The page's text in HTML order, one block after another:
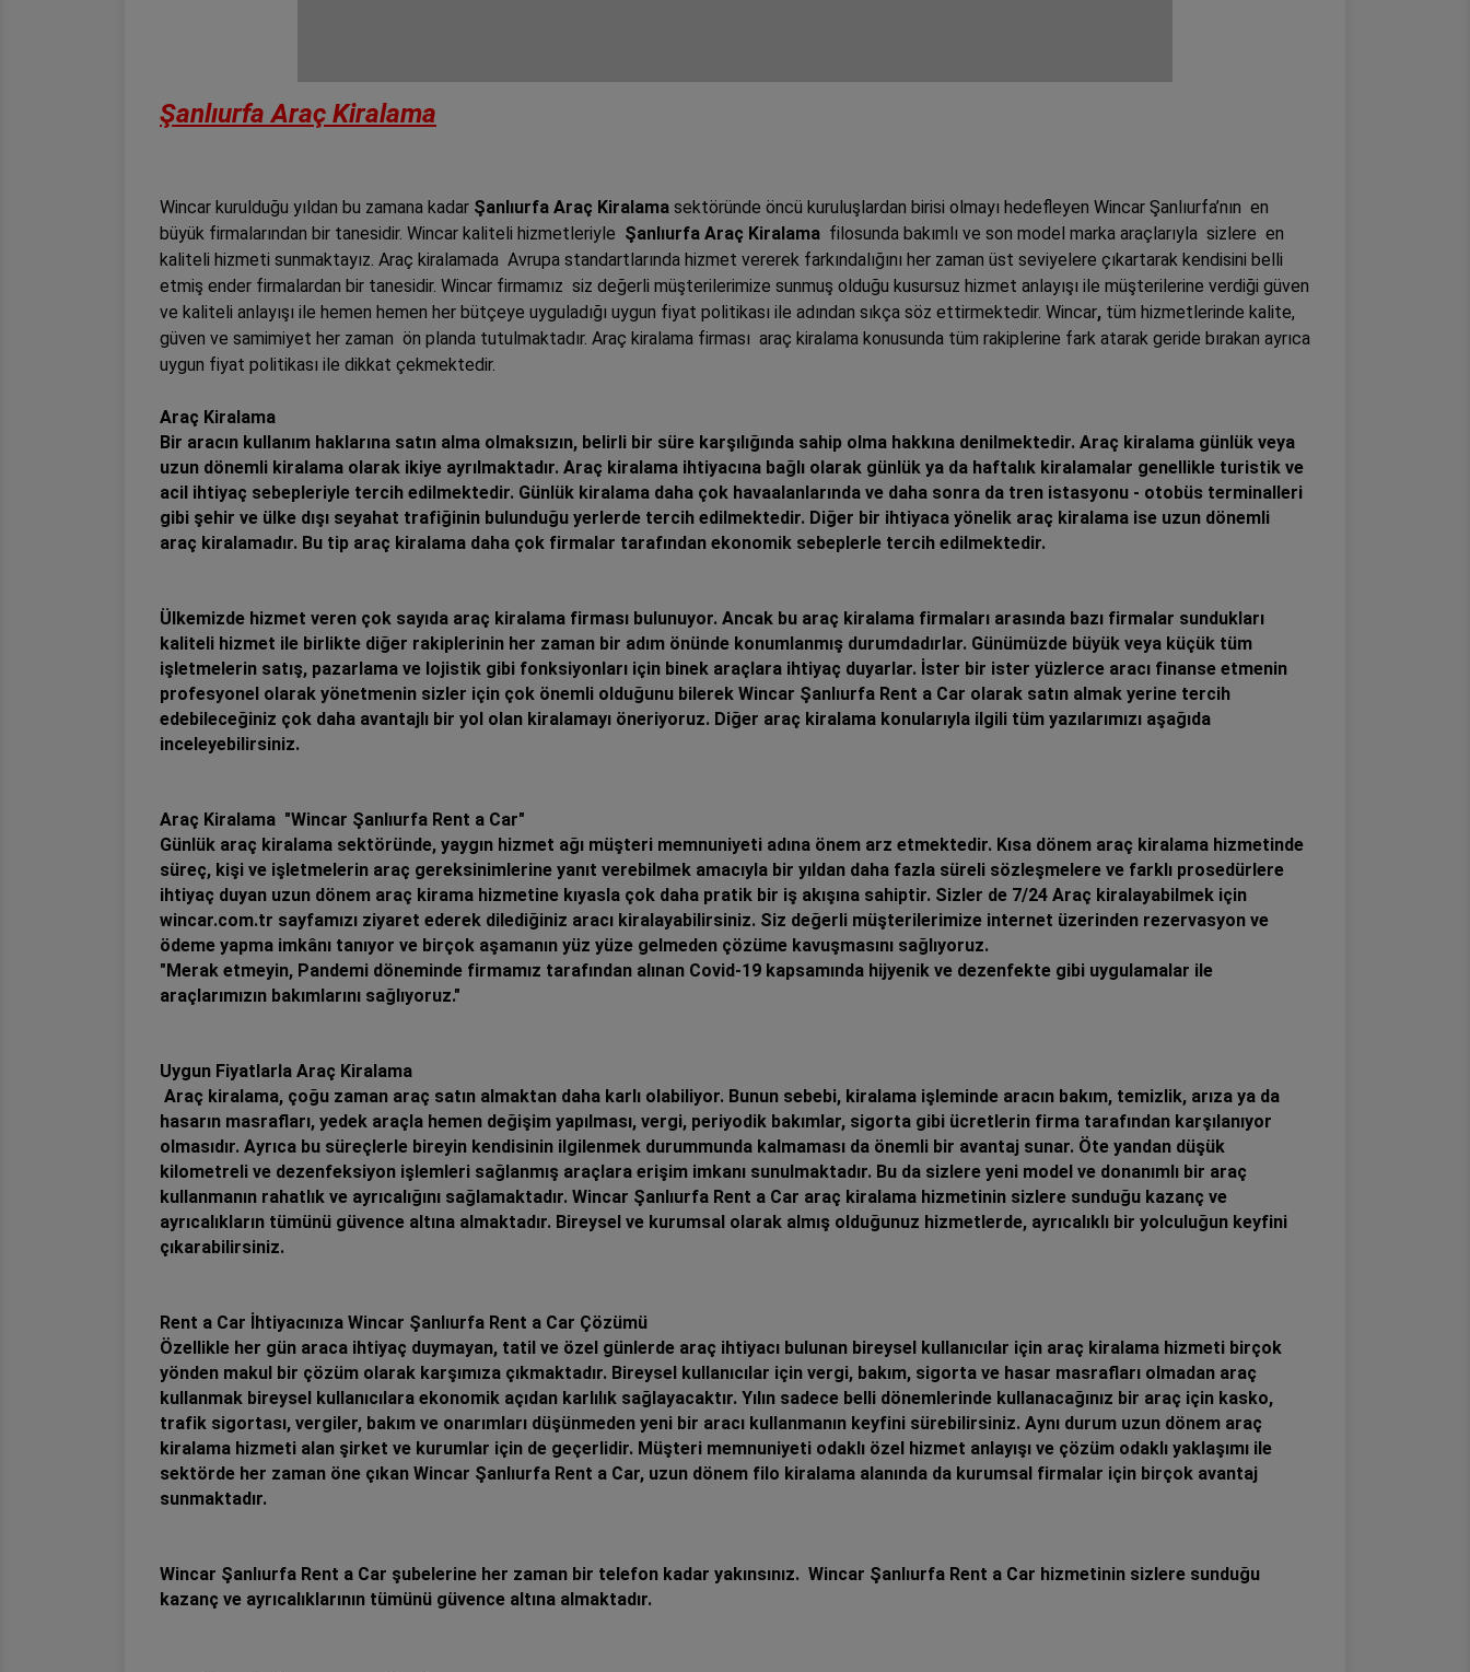
Şanlıurfa Araç Kiralama
Wincar kurulduğu yıldan bu zamana kadar Şanlıurfa Araç Kiralama sektöründe öncü kuruluşlardan birisi olmayı hedefleyen Wincar Şanlıurfa’nın en
büyük firmalarından bir tanesidir. Wincar kaliteli hizmetleriyle Şanlıurfa Araç Kiralama filosunda bakımlı ve son model marka araçlarıyla sizlere en
kaliteli hizmeti sunmaktayız. Araç kiralamada Avrupa standartlarında hizmet vererek farkındalığını her zaman üst seviyelere çıkartarak kendisini belli
etmiş ender firmalardan bir tanesidir. Wincar firmamız siz değerli müşterilerimize sunmuş olduğu kusursuz hizmet anlayışı ile müşterilerine verdiği güven
ve kaliteli anlayışı ile hemen hemen her bütçeye uyguladığı uygun fiyat politikası ile adından sıkça söz ettirmektedir. Wincar, tüm hizmetlerinde kalite,
güven ve samimiyet her zaman ön planda tutulmaktadır. Araç kiralama firması araç kiralama konusunda tüm rakiplerine fark atarak geride bırakan ayrıca
uygun fiyat politikası ile dikkat çekmektedir.
Araç Kiralama
Bir aracın kullanım haklarına satın alma olmaksızın, belirli bir süre karşılığında sahip olma hakkına denilmektedir. Araç kiralama günlük veya
uzun dönemli kiralama olarak ikiye ayrılmaktadır. Araç kiralama ihtiyacına bağlı olarak günlük ya da haftalık kiralamalar genellikle turistik ve
acil ihtiyaç sebepleriyle tercih edilmektedir. Günlük kiralama daha çok havaalanlarında ve daha sonra da tren istasyonu - otobüs terminalleri
gibi şehir ve ülke dışı seyahat trafiğinin bulunduğu yerlerde tercih edilmektedir. Diğer bir ihtiyaca yönelik araç kiralama ise uzun dönemli
araç kiralamadır. Bu tip araç kiralama daha çok firmalar tarafından ekonomik sebeplerle tercih edilmektedir.
Ülkemizde hizmet veren çok sayıda araç kiralama firması bulunuyor. Ancak bu araç kiralama firmaları arasında bazı firmalar sundukları
kaliteli hizmet ile birlikte diğer rakiplerinin her zaman bir adım önünde konumlanmış durumdadırlar. Günümüzde büyük veya küçük tüm
işletmelerin satış, pazarlama ve lojistik gibi fonksiyonları için binek araçlara ihtiyaç duyarlar. İster bir ister yüzlerce aracı finanse etmenin
profesyonel olarak yönetmenin sizler için çok önemli olduğunu bilerek Wincar Şanlıurfa Rent a Car olarak satın almak yerine tercih
edebileceğiniz çok daha avantajlı bir yol olan kiralamayı öneriyoruz. Diğer araç kiralama konularıyla ilgili tüm yazılarımızı aşağıda
inceleyebilirsiniz.
Araç Kiralama "Wincar Şanlıurfa Rent a Car"
Günlük araç kiralama sektöründe, yaygın hizmet ağı müşteri memnuniyeti adına önem arz etmektedir. Kısa dönem araç kiralama hizmetinde
süreç, kişi ve işletmelerin araç gereksinimlerine yanıt verebilmek amacıyla bir yıldan daha fazla süreli sözleşmelere ve farklı prosedürlere
ihtiyaç duyan uzun dönem araç kirama hizmetine kıyasla çok daha pratik bir iş akışına sahiptir. Sizler de 7/24 Araç kiralayabilmek için
wincar.com.tr sayfamızı ziyaret ederek dilediğiniz aracı kiralayabilirsiniz. Siz değerli müşterilerimize internet üzerinden rezervasyon ve
ödeme yapma imkânı tanıyor ve birçok aşamanın yüz yüze gelmeden çözüme kavuşmasını sağlıyoruz.
"Merak etmeyin, Pandemi döneminde firmamız tarafından alınan Covid-19 kapsamında hijyenik ve dezenfekte gibi uygulamalar ile
araçlarımızın bakımlarını sağlıyoruz."
Uygun Fiyatlarla Araç Kiralama
Araç kiralama, çoğu zaman araç satın almaktan daha karlı olabiliyor. Bunun sebebi, kiralama işleminde aracın bakım, temizlik, arıza ya da
hasarın masrafları, yedek araçla hemen değişim yapılması, vergi, periyodik bakımlar, sigorta gibi ücretlerin firma tarafından karşılanıyor
olmasıdır. Ayrıca bu süreçlerle bireyin kendisinin ilgilenmek durummunda kalmaması da önemli bir avantaj sunar. Öte yandan düşük
kilometreli ve dezenfeksiyon işlemleri sağlanmış araçlara erişim imkanı sunulmaktadır. Bu da sizlere yeni model ve donanımlı bir araç
kullanmanın rahatlık ve ayrıcalığını sağlamaktadır. Wincar Şanlıurfa Rent a Car araç kiralama hizmetinin sizlere sunduğu kazanç ve
ayrıcalıkların tümünü güvence altına almaktadır. Bireysel ve kurumsal olarak almış olduğunuz hizmetlerde, ayrıcalıklı bir yolculuğun keyfini
çıkarabilirsiniz.
Rent a Car İhtiyacınıza Wincar Şanlıurfa Rent a Car Çözümü
Özellikle her gün araca ihtiyaç duymayan, tatil ve özel günlerde araç ihtiyacı bulunan bireysel kullanıcılar için araç kiralama hizmeti birçok
yönden makul bir çözüm olarak karşımıza çıkmaktadır. Bireysel kullanıcılar için vergi, bakım, sigorta ve hasar masrafları olmadan araç
kullanmak bireysel kullanıcılara ekonomik açıdan karlılık sağlayacaktır. Yılın sadece belli dönemlerinde kullanacağınız bir araç için kasko,
trafik sigortası, vergiler, bakım ve onarımları düşünmeden yeni bir aracı kullanmanın keyfini sürebilirsiniz. Aynı durum uzun dönem araç
kiralama hizmeti alan şirket ve kurumlar için de geçerlidir. Müşteri memnuniyeti odaklı özel hizmet anlayışı ve çözüm odaklı yaklaşımı ile
sektörde her zaman öne çıkan Wincar Şanlıurfa Rent a Car, uzun dönem filo kiralama alanında da kurumsal firmalar için birçok avantaj
sunmaktadır.
Wincar Şanlıurfa Rent a Car şubelerine her zaman bir telefon kadar yakınsınız. Wincar Şanlıurfa Rent a Car hizmetinin sizlere sunduğu
kazanç ve ayrıcalıklarının tümünü güvence altına almaktadır.